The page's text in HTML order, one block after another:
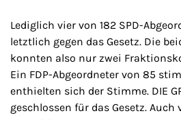
Lediglich vier von 182 SPD-
letztlich gegen das Gesetz. Die
konnten also nur zwei
Ein FDP-Abgeordneter von 85
enthielten sich der Stimme. DIE
geschlossen für das Gesetz. Auch